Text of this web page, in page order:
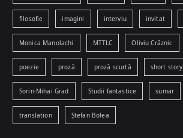
filosofie imagini interviu invitat
Monica Manolachi MTTLC Oliviu Crâznic
poezie proză proză scurtă short story
Sorin-Mihai Grad Studii fantastice sumar
translation Ștefan Bolea